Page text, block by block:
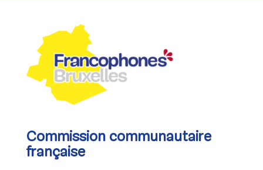
Commission communautaire
française